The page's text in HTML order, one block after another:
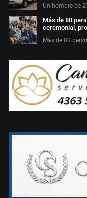
Un hombre de
Más de 80
ceremonial,
Más de 80